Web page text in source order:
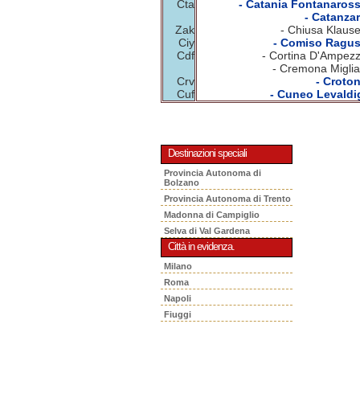
Cta
Zak
Ciy
Cdf
Crv
Cuf
- Catania
-
- Chiusa
- Comiso
- Cortina
- Cremona
-
- Cuneo
Destinazioni speciali
Provincia Autonoma di
Bolzano
Provincia Autonoma di Trento
Madonna di Campiglio
Selva di Val Gardena
Città in evidenza.
Milano
Roma
Napoli
Fiuggi